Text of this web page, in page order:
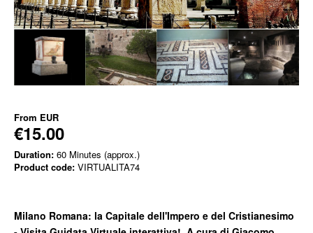
From EUR
€15.00
Duration: 60 Minutes (approx.)
Product code: VIRTUALITA74
Milano Romana: la Capitale dell'Impero e del Cristianesimo